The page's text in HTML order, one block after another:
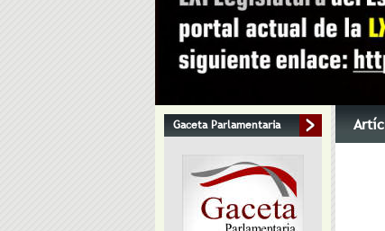
Gaceta Parlamentaria